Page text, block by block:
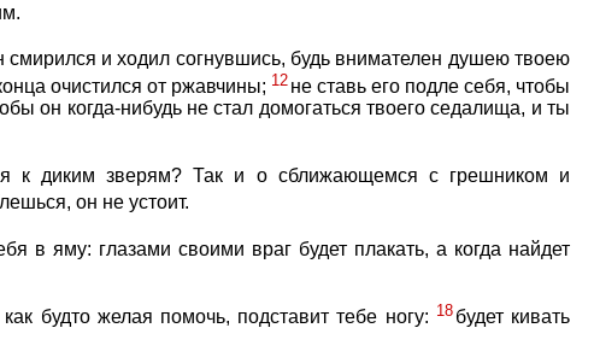
смирился и ходил согнувшись, будь внимателен душею твоею
очистился от ржавчины; 12 не ставь его подле себя, чтобы
он когда-нибудь не стал домогаться твоего седалища, и ты
к диким зверям? Так и о сближающемся с грешником и
он не устоит.
в яму: глазами своими враг будет плакать, а когда найдет
будто желая помочь, подставит тебе ногу: 18 будет кивать